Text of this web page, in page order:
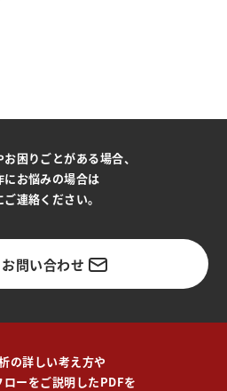
困りごとがある場合、
にお悩みの場合は
連絡ください。
問い合わせ
の詳しい考え方や
ーをご説明したPDFを